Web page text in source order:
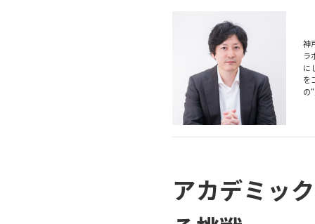
神
ラ
に
を
の
アカデミッ